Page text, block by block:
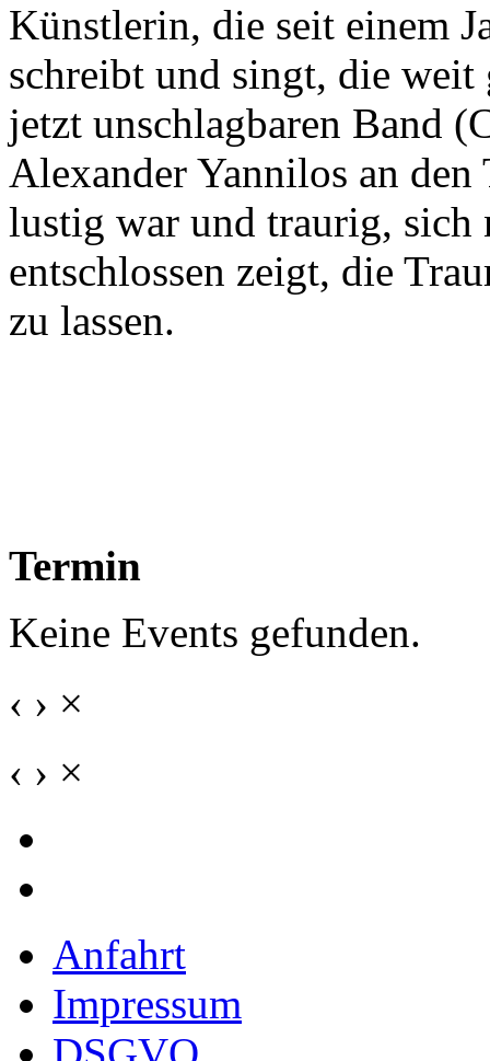
Künstlerin, die seit einem
schreibt und singt, die
jetzt unschlagbaren Band
Alexander Yannilos an
lustig war und traurig, sich
entschlossen zeigt, die
zu lassen.
Termin
Keine Events gefunden.
‹ › ×
‹ › ×
Anfahrt
Impressum